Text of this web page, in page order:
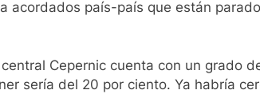
acordados país-país que están
Cepernic cuenta con un grado
sería del 20 por ciento. Ya habría